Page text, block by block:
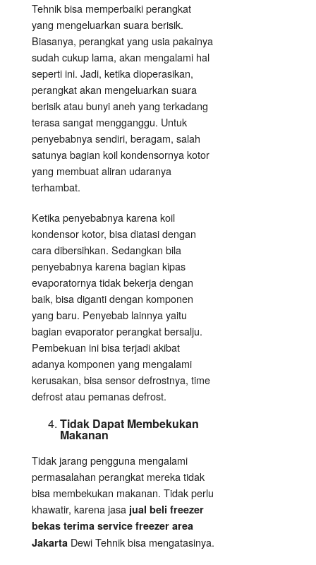
Tehnik bisa memperbaiki perangkat
yang mengeluarkan suara berisik.
Biasanya, perangkat yang usia pakainya
sudah cukup lama, akan mengalami hal
seperti ini. Jadi, ketika dioperasikan,
perangkat akan mengeluarkan suara
berisik atau bunyi aneh yang terkadang
terasa sangat mengganggu. Untuk
penyebabnya sendiri, beragam, salah
satunya bagian koil kondensornya kotor
yang membuat aliran udaranya
terhambat.
Ketika penyebabnya karena koil
kondensor kotor, bisa diatasi dengan
cara dibersihkan. Sedangkan bila
penyebabnya karena bagian kipas
evaporatornya tidak bekerja dengan
baik, bisa diganti dengan komponen
yang baru. Penyebab lainnya yaitu
bagian evaporator perangkat bersalju.
Pembekuan ini bisa terjadi akibat
adanya komponen yang mengalami
kerusakan, bisa sensor defrostnya, time
defrost atau pemanas defrost.
Tidak Dapat Membekukan
Makanan
Tidak jarang pengguna mengalami
permasalahan perangkat mereka tidak
bisa membekukan makanan. Tidak perlu
khawatir, karena jasa jual beli freezer
bekas terima service freezer area
Jakarta Dewi Tehnik bisa mengatasinya.